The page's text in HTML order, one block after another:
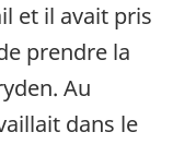
et il avait pris
prendre la
Au
dans le